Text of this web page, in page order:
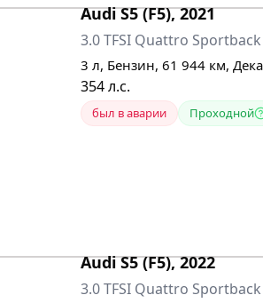
Audi S5 (F5), 2021
3.0 TFSI Quattro Sportback
3 л, Бензин, 61 944 км,
354л.с.
был в аварии Проходной
Audi S5 (F5), 2022
3.0 TFSI Quattro Sportback